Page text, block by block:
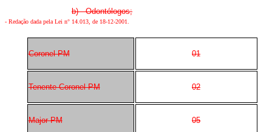
b) Odontólogos;
- Redação dada pela Lei n° 14.013, de 18-12-2001.
Coronel PM 01
Tenente-Coronel PM 02
Major PM 05